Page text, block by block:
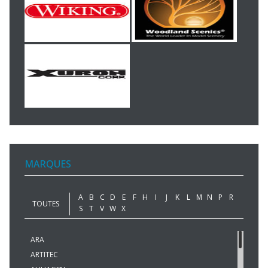
MARQUES
TOUTES
A B C D E F H I J K L M N P
R
S
T V W X
ARA
ARTITEC